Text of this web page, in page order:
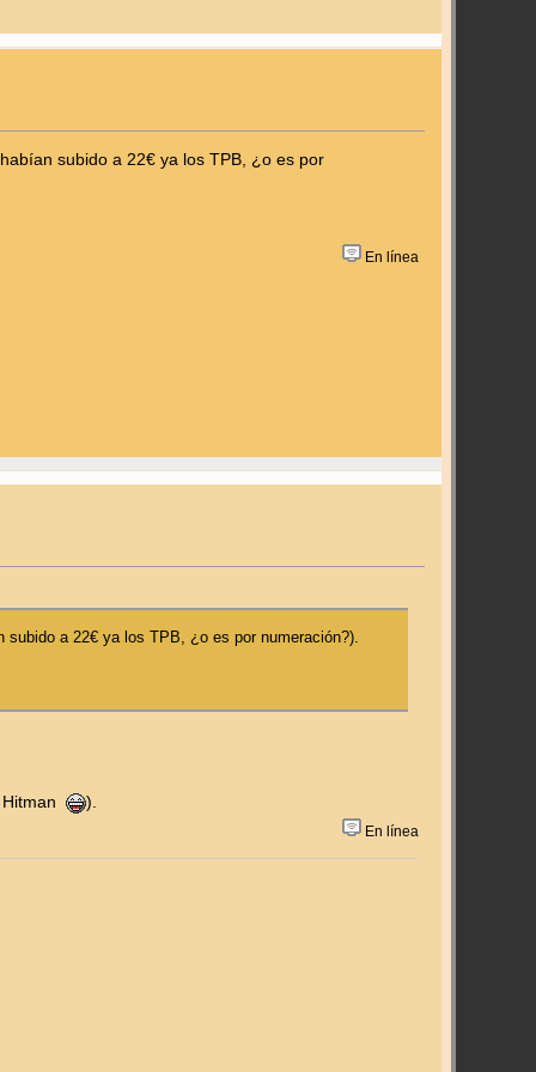
subido a 22€ ya los TPB, ¿o es por
En línea
subido a 22€ ya los TPB, ¿o es por numeración?).
Hitman ).
En línea